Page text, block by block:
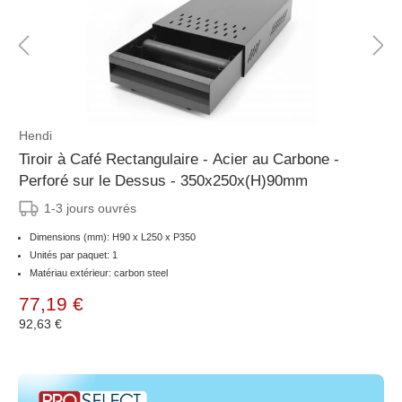
Hendi
Tiroir à Café Rectangulaire - Acier au Carbone -
Perforé sur le Dessus - 350x250x(H)90mm
1-3 jours ouvrés
Dimensions (mm): H90 x L250 x P350
Unités par paquet: 1
Matériau extérieur: carbon steel
77,19 €
92,63 €